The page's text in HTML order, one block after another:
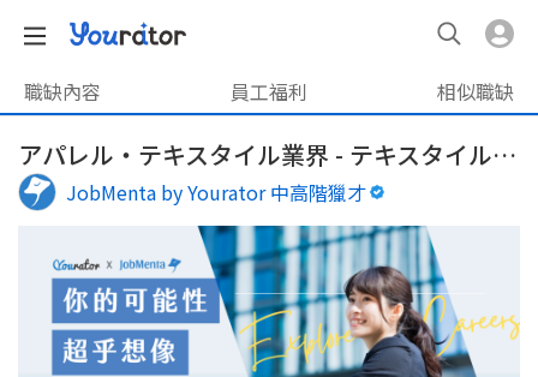
職缺內容 員工福利 相似職缺
アパレル・テキスタイル業界 - テキスタイル認証スペシャリスト（海外出張あり）
JobMenta by Yourator 中高階獵才